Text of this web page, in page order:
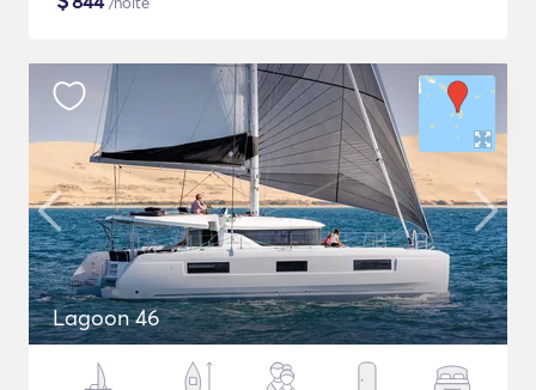
Lagoon 46